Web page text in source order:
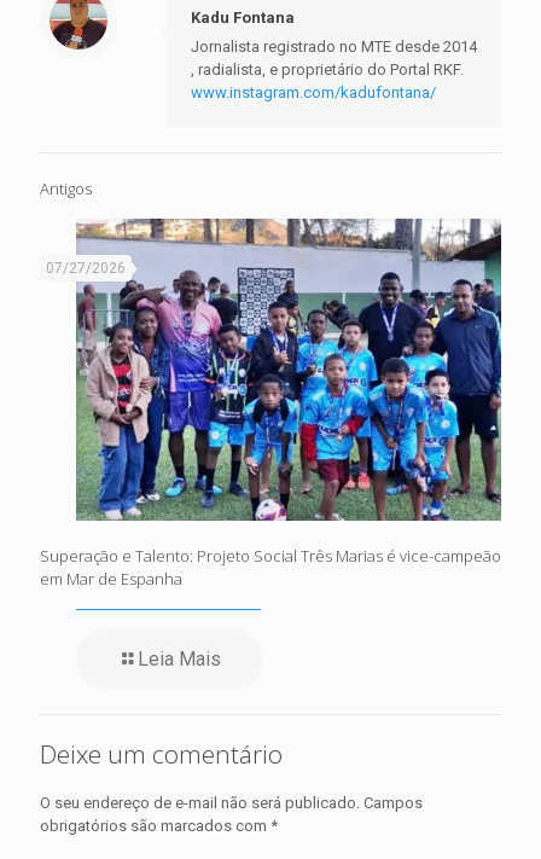
Kadu Fontana
Jornalista registrado no MTE desde 2014
, radialista, e proprietário do Portal RKF.
www.instagram.com/kadufontana/
Antigos
07/27/2026
Superação e Talento: Projeto Social Três Marias é vice-campeão
em Mar de Espanha
Leia Mais
Deixe um comentário
O seu endereço de e-mail não será publicado. Campos
obrigatórios são marcados com *